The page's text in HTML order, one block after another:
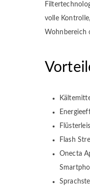
volle
Wohnbereich
Flash
Onecta